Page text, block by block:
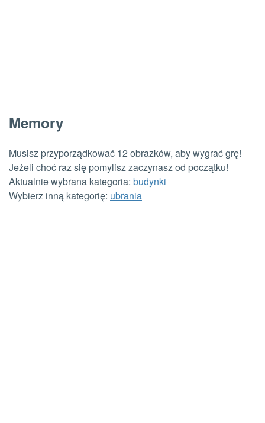
Memory
Musisz przyporządkować 12 obrazków, aby wygrać grę!
Jeżeli choć raz się pomylisz zaczynasz od początku!
Aktualnie wybrana kategoria: budynki
Wybierz inną kategorię: ubrania